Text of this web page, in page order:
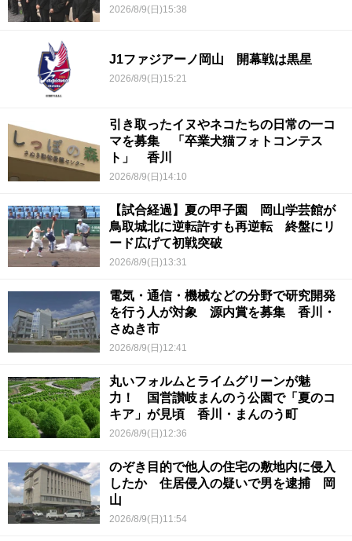
2026/8/9(日)15:38
J1ファジアーノ岡山 開幕戦は黒星
2026/8/9(日)15:21
引き取ったイヌやネコたちの日常の一コ
マを募集 「卒業犬猫フォトコンテス
ト」 香川
2026/8/9(日)14:10
【試合経過】夏の甲子園 岡山学芸館が
鳥取城北に逆転許すも再逆転 終盤にリ
ード広げて初戦突破
2026/8/9(日)13:31
電気・通信・機械などの分野で研究開発
を行う人が対象 源内賞を募集 香川・
さぬき市
2026/8/9(日)12:41
丸いフォルムとライムグリーンが魅
力！ 国営讃岐まんのう公園で「夏のコ
キア」が見頃 香川・まんのう町
2026/8/9(日)12:36
のぞき目的で他人の住宅の敷地内に侵入
したか 住居侵入の疑いで男を逮捕 岡
山
2026/8/9(日)11:54